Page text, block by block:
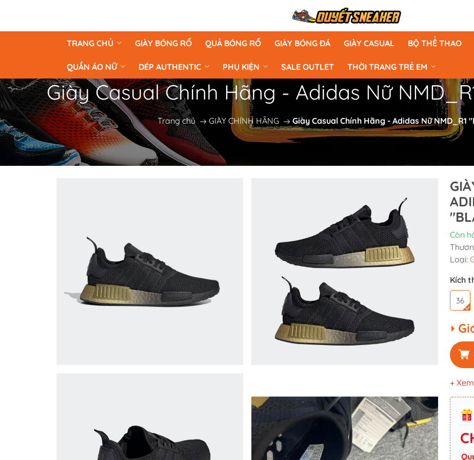
TRANG CHỦ GIÀY BÓNG RỔ QUẢ BÓNG RỔ GIÀY BÓNG ĐÁ GIÀY CASUAL BỘ THỂ THAO
QUẦN ÁO NỮ DÉP AUTHENTIC PHỤ KIỆN SALE OUTLET THỜI TRANG TRẺ EM
Giày Casual Chính Hãng - Adidas Nữ
Trang chủ GIÀY CHÍNH HÃNG Giày Casual Chính Hãng - Adidas Nữ NMD_R1
Còn
Loại:
Kích
36
+